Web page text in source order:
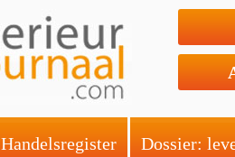
Handelsregister Dossier: